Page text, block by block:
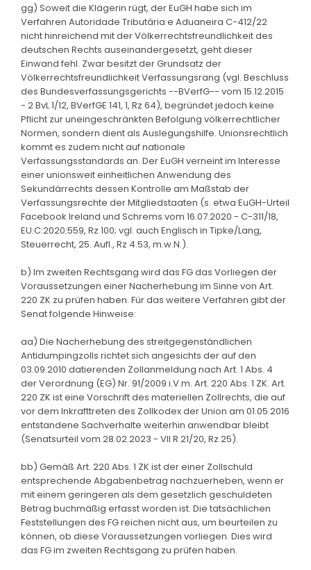
gg) Soweit die Klägerin rügt, der EuGH habe sich im
Verfahren Autoridade Tributária e Aduaneira C-412/22
nicht hinreichend mit der Völkerrechtsfreundlichkeit des
deutschen Rechts auseinandergesetzt, geht dieser
Einwand fehl. Zwar besitzt der Grundsatz der
Völkerrechtsfreundlichkeit Verfassungsrang (vgl. Beschluss
des Bundesverfassungsgerichts --BVerfG-- vom 15.12.2015
- 2 BvL 1/12, BVerfGE 141, 1, Rz 64), begründet jedoch keine
Pflicht zur uneingeschränkten Befolgung völkerrechtlicher
Normen, sondern dient als Auslegungshilfe. Unionsrechtlich
kommt es zudem nicht auf nationale
Verfassungsstandards an. Der EuGH verneint im Interesse
einer unionsweit einheitlichen Anwendung des
Sekundärrechts dessen Kontrolle am Maßstab der
Verfassungsrechte der Mitgliedstaaten (s. etwa EuGH-Urteil
Facebook Ireland und Schrems vom 16.07.2020 - C-311/18,
EU:C:2020:559, Rz 100; vgl. auch Englisch in Tipke/Lang,
Steuerrecht, 25. Aufl., Rz 4.53, m.w.N.).
b) Im zweiten Rechtsgang wird das FG das Vorliegen der
Voraussetzungen einer Nacherhebung im Sinne von Art.
220 ZK zu prüfen haben. Für das weitere Verfahren gibt der
Senat folgende Hinweise:
aa) Die Nacherhebung des streitgegenständlichen
Antidumpingzolls richtet sich angesichts der auf den
03.09.2010 datierenden Zollanmeldung nach Art. 1 Abs. 4
der Verordnung (EG) Nr. 91/2009 i.V.m. Art. 220 Abs. 1 ZK. Art.
220 ZK ist eine Vorschrift des materiellen Zollrechts, die auf
vor dem Inkrafttreten des Zollkodex der Union am 01.05.2016
entstandene Sachverhalte weiterhin anwendbar bleibt
(Senatsurteil vom 28.02.2023 - VII R 21/20, Rz 25).
bb) Gemäß Art. 220 Abs. 1 ZK ist der einer Zollschuld
entsprechende Abgabenbetrag nachzuerheben, wenn er
mit einem geringeren als dem gesetzlich geschuldeten
Betrag buchmäßig erfasst worden ist. Die tatsächlichen
Feststellungen des FG reichen nicht aus, um beurteilen zu
können, ob diese Voraussetzungen vorliegen. Dies wird
das FG im zweiten Rechtsgang zu prüfen haben.